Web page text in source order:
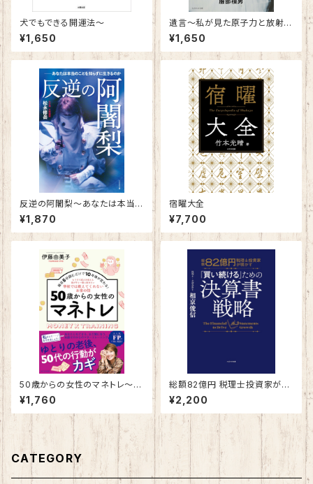
犬でもできる開運法～
¥1,650
遺言～私が見た原子力と放射能
の真実～
¥1,650
反逆の阿闍梨～あなたは本当
のことを知らずに生きるのか～
¥1,870
宿曜大全
¥7,700
50歳からの女性のマネトレ～毎
日5分読むだけで10年後が変わ
る！～
¥1,760
総額82億円 税理士投資家が明
かす 「買い続ける」ための決算
書戦略
¥2,200
CATEGORY